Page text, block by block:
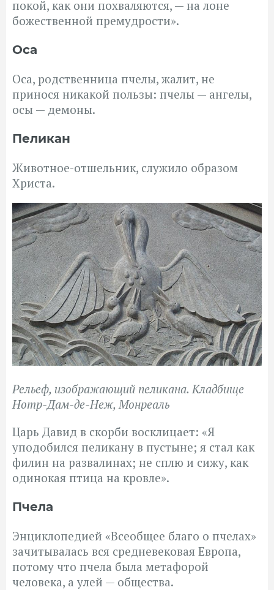
покой, как они похваляются, — на лоне
божественной премудрости».
Оса
Оса, родственница пчелы, жалит, не
принося никакой пользы: пчелы — ангелы,
осы — демоны.
Пеликан
Животное-отшельник, служило образом
Христа.
Рельеф, изображающий пеликана. Кладбище
Нотр-Дам-де-Неж, Монреаль
Царь Давид в скорби восклицает: «Я
уподобился пеликану в пустыне; я стал как
филин на развалинах; не сплю и сижу, как
одинокая птица на кровле».
Пчела
Энциклопедией «Всеобщее благо о пчелах»
зачитывалась вся средневековая Европа,
потому что пчела была метафорой
человека, а улей — общества.